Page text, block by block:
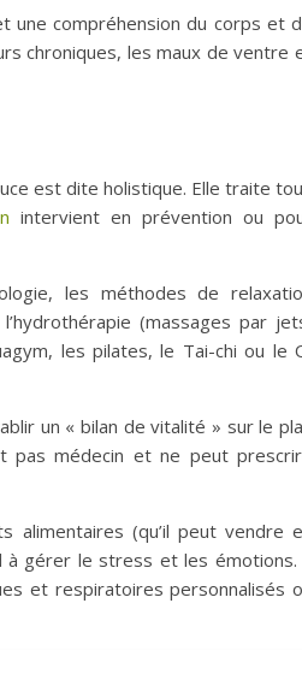
une compréhension du corps et
chroniques, les maux de ventre
est dite holistique. Elle traite
intervient en prévention ou
les méthodes de
(massages par
les pilates, le Tai-chi ou le
un « bilan de vitalité » sur le
pas médecin et ne peut
alimentaires (qu’il peut vendre
à gérer le stress et les émotions.
et respiratoires personnalisés